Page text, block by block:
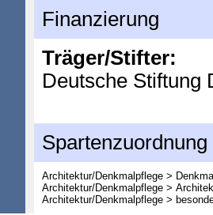
Finanzierung
Träger/Stifter:
Deutsche Stiftung
Spartenzuordnung
Architektur/Denkmalpflege >
Architektur/Denkmalpflege >
Architektur/Denkmalpflege >